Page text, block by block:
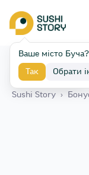
Ваше місто Буча?
Так Обрати
Назад
Sushi Story ›